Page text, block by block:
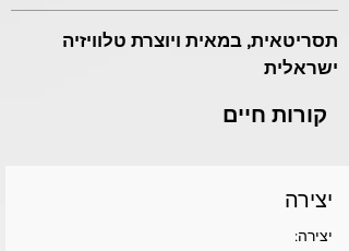
תסריטאית, במאית ויוצרת טלוויזיה
ישראלית
קורות חיים
יצירה
יצירה: